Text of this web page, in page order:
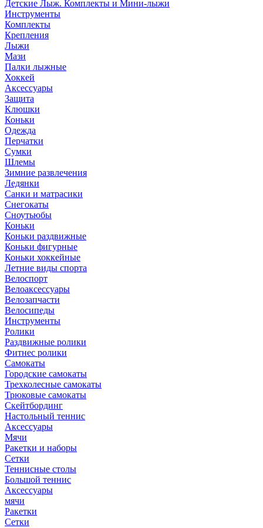
Детские Лыж. Комплекты и Мини-лыжи
Инструменты
Комплекты
Крепления
Лыжи
Мази
Палки лыжные
Хоккей
Аксессуары
Защита
Клюшки
Коньки
Одежда
Перчатки
Сумки
Шлемы
Зимние развлечения
Ледянки
Санки и матрасики
Снегокаты
Сноутьюбы
Коньки
Коньки раздвижные
Коньки фигурные
Коньки хоккейные
Летние виды спорта
Велоспорт
Велоаксессуары
Велозапчасти
Велосипеды
Инструменты
Ролики
Раздвижные ролики
Фитнес ролики
Самокаты
Городские самокаты
Трехколесные самокаты
Трюковые самокаты
Скейтбординг
Настольный теннис
Аксессуары
Мячи
Ракетки и наборы
Сетки
Теннисные столы
Большой теннис
Аксессуары
мячи
Ракетки
Сетки